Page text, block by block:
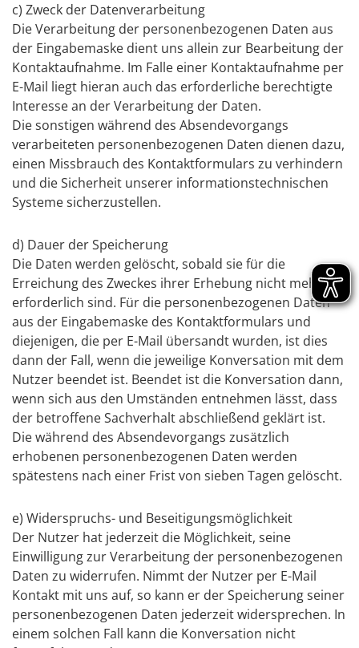
c) Zweck der Datenverarbeitung
Die Verarbeitung der personenbezogenen Daten aus
der Eingabemaske dient uns allein zur Bearbeitung der
Kontaktaufnahme. Im Falle einer Kontaktaufnahme per
E-Mail liegt hieran auch das erforderliche berechtigte
Interesse an der Verarbeitung der Daten.
Die sonstigen während des Absendevorgangs
verarbeiteten personenbezogenen Daten dienen dazu,
einen Missbrauch des Kontaktformulars zu verhindern
und die Sicherheit unserer informationstechnischen
Systeme sicherzustellen.
d) Dauer der Speicherung
Die Daten werden gelöscht, sobald sie für die
Erreichung des Zweckes ihrer Erhebung nicht mehr
erforderlich sind. Für die personenbezogenen Daten
aus der Eingabemaske des Kontaktformulars und
diejenigen, die per E-Mail übersandt wurden, ist dies
dann der Fall, wenn die jeweilige Konversation mit dem
Nutzer beendet ist. Beendet ist die Konversation dann,
wenn sich aus den Umständen entnehmen lässt, dass
der betroffene Sachverhalt abschließend geklärt ist.
Die während des Absendevorgangs zusätzlich
erhobenen personenbezogenen Daten werden
spätestens nach einer Frist von sieben Tagen gelöscht.
e) Widerspruchs- und Beseitigungsmöglichkeit
Der Nutzer hat jederzeit die Möglichkeit, seine
Einwilligung zur Verarbeitung der personenbezogenen
Daten zu widerrufen. Nimmt der Nutzer per E-Mail
Kontakt mit uns auf, so kann er der Speicherung seiner
personenbezogenen Daten jederzeit widersprechen. In
einem solchen Fall kann die Konversation nicht